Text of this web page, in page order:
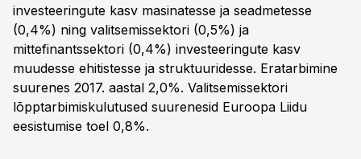
investeeringute kasv masinatesse ja seadmetesse
(0,4%) ning valitsemissektori (0,5%) ja
mittefinantssektori (0,4%) investeeringute kasv
muudesse ehitistesse ja struktuuridesse. Eratarbimine
suurenes 2017. aastal 2,0%. Valitsemissektori
lõpptarbimis­kulutused suurenesid Euroopa Liidu
eesistumise toel 0,8%.